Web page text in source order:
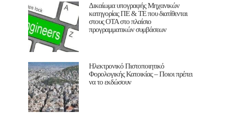
Δικαίωμα υπογραφής Μηχανικών
κατηγορίας ΠΕ & ΤΕ που διατίθενται
στους ΟΤΑ στο πλαίσιο
προγραμματικών συμβάσεων
Ηλεκτρονικό Πιστοποιητικό
Φορολογικής Κατοικίας – Ποιοι πρέπει
να το εκδώσουν